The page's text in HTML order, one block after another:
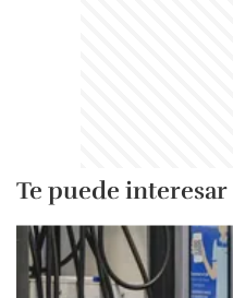
Te puede interesar